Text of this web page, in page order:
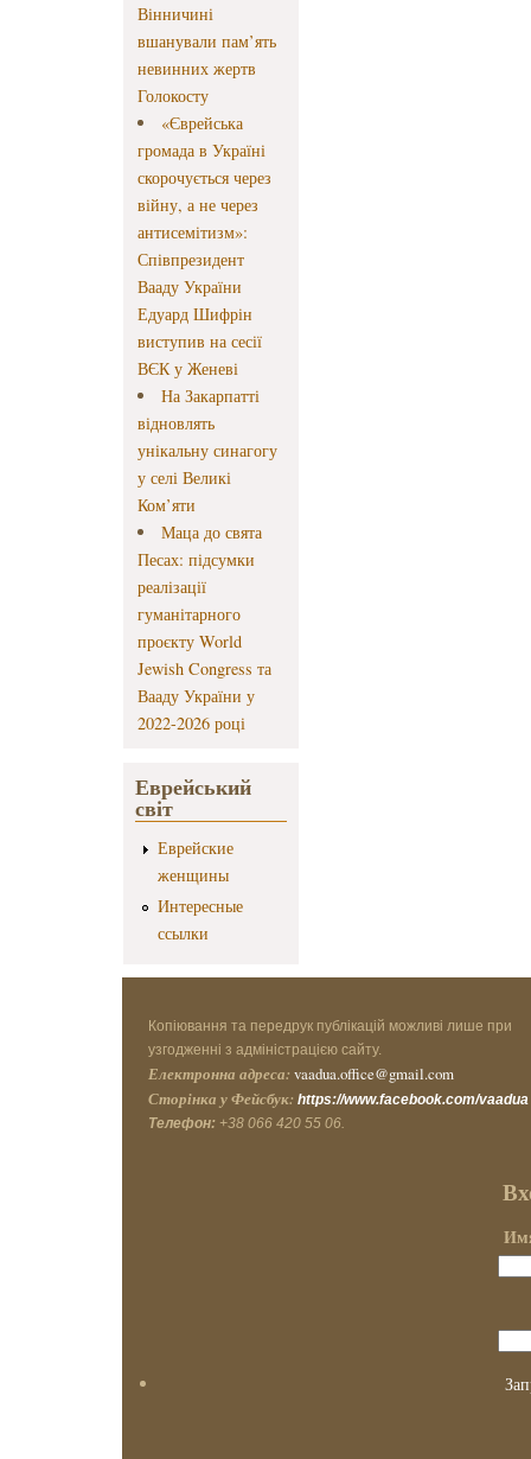
Вінничині
вшанували пам’ять
невинних жертв
Голокосту
«Єврейська
громада в Україні
скорочується через
війну, а не через
антисемітизм»:
Співпрезидент
Вааду України
Едуард Шифрін
виступив на сесії
ВЄК у Женеві
На Закарпатті
відновлять
унікальну синагогу
у селі Великі
Ком’яти
Маца до свята
Песах: підсумки
реалізації
гуманітарного
проєкту World
Jewish Congress та
Вааду України у
2022-2026 році
Еврейський
світ
Еврейские
женщины
Интересные
ссылки
Копіювання та передрук публікацій можливі лише при
узгодженні з адміністрацією сайту.
Електронна адреса: vaadua.office@gmail.com
Сторінка у Фейсбук: https://www.facebook.com/vaadua
Телефон: +38 066 420 55 06.